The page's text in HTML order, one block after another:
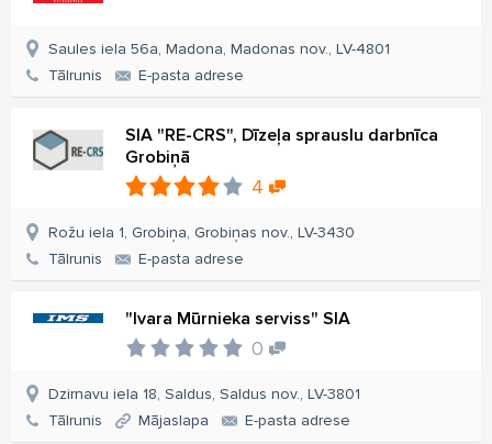
Saules iela 56a, Madona, Madonas nov., LV-4801
Tālrunis
E-pasta adrese
SIA "RE-CRS", Dīzeļa sprauslu darbnīca
Grobiņā
4
Rožu iela 1, Grobiņa, Grobiņas nov., LV-3430
Tālrunis
E-pasta adrese
"Ivara Mūrnieka serviss" SIA
0
Dzirnavu iela 18, Saldus, Saldus nov., LV-3801
Tālrunis
Mājaslapa E-pasta adrese